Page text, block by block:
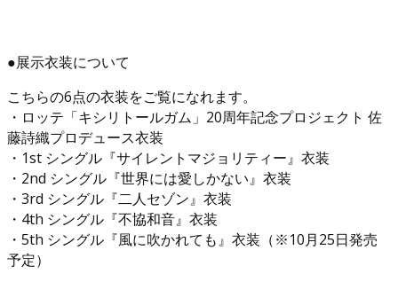
●展示衣装について
こちらの6点の衣装をご覧になれます。
・ロッテ「キシリトールガム」20周年記念プロジェクト 佐
藤詩織プロデュース衣装
・1st シングル『サイレントマジョリティー』衣装
・2nd シングル『世界には愛しかない』衣装
・3rd シングル『二人セゾン』衣装
・4th シングル『不協和音』衣装
・5th シングル『風に吹かれても』衣装（※10月25日発売
予定）